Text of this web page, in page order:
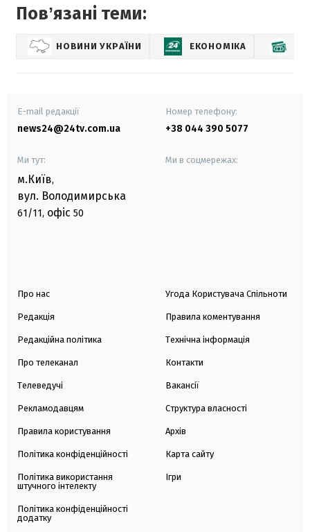
Повʼязані теми:
НОВИНИ УКРАЇНИ ЕКОНОМІКА
E-mail редакції
news24@24tv.com.ua
Номер телефону:
+38 044 390 5077
Ми тут:
м.Київ,
вул. Володимирська
61/11, офіс 50
Ми в соцмережах:
Про нас
Редакція
Редакційна політика
Про телеканал
Телеведучі
Рекламодавцям
Правила користування
Політика конфіденційності
Політика використання
штучного інтелекту
Політика конфіденційності
додатку
Угода Користувача Спільноти
Правила коментування
Технічна інформація
Контакти
Вакансії
Структура власності
Архів
Карта сайту
Ігри